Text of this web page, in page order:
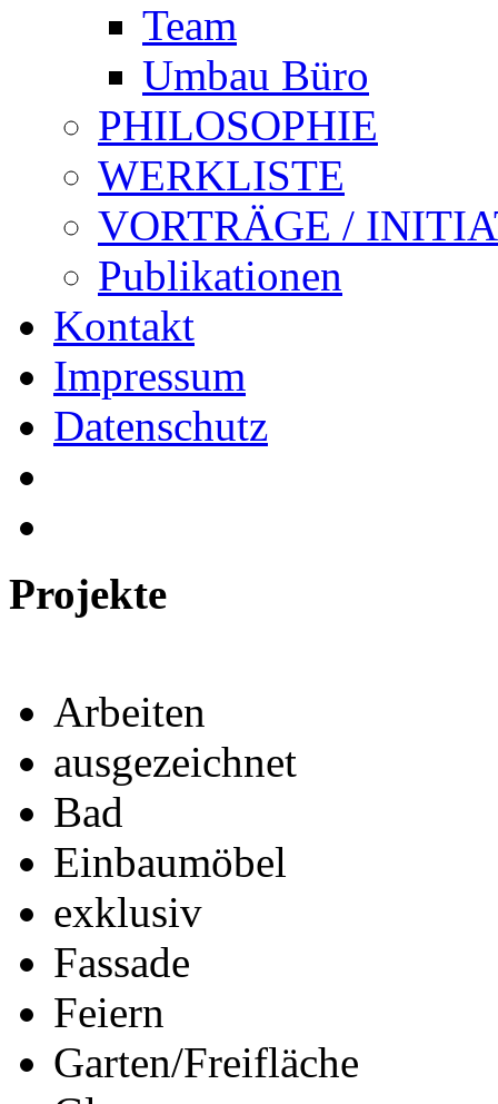
Team
Umbau Büro
PHILOSOPHIE
WERKLISTE
VORTRÄGE /
Publikationen
Kontakt
Impressum
Datenschutz
Projekte
Arbeiten
ausgezeichnet
Bad
Einbaumöbel
exklusiv
Fassade
Feiern
Garten/Freifläche